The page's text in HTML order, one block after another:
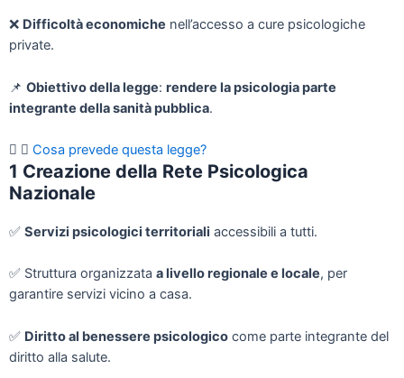
❌ Difficoltà economiche nell’accesso a cure psicologiche
private.
📌 Obiettivo della legge: rendere la psicologia parte
integrante della sanità pubblica.
Cosa prevede questa legge?
1 Creazione della Rete Psicologica
Nazionale
✅ Servizi psicologici territoriali accessibili a tutti.
✅ Struttura organizzata a livello regionale e locale, per
garantire servizi vicino a casa.
✅ Diritto al benessere psicologico come parte integrante del
diritto alla salute.